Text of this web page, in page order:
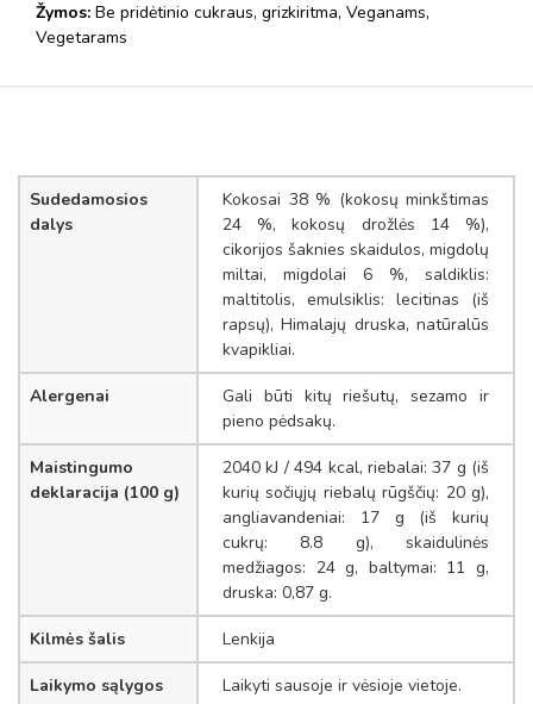
Žymos: Be pridėtinio cukraus, grizkiritma, Veganams,
Vegetarams
Sudedamosios
dalys
Kokosai 38 % (kokosų minkštimas
24 %, kokosų drožlės 14 %),
cikorijos šaknies skaidulos, migdolų
miltai, migdolai 6 %, saldiklis:
maltitolis, emulsiklis: lecitinas (iš
rapsų), Himalajų druska, natūralūs
kvapikliai.
Alergenai
Gali būti kitų riešutų, sezamo ir
pieno pėdsakų.
Maistingumo
deklaracija (100 g)
2040 kJ / 494 kcal, riebalai: 37 g (iš
kurių sočiųjų riebalų rūgščių: 20 g),
angliavandeniai: 17 g (iš kurių
cukrų: 8.8 g), skaidulinės
medžiagos: 24 g, baltymai: 11 g,
druska: 0,87 g.
Kilmės šalis Lenkija
Laikymo sąlygos Laikyti sausoje ir vėsioje vietoje.